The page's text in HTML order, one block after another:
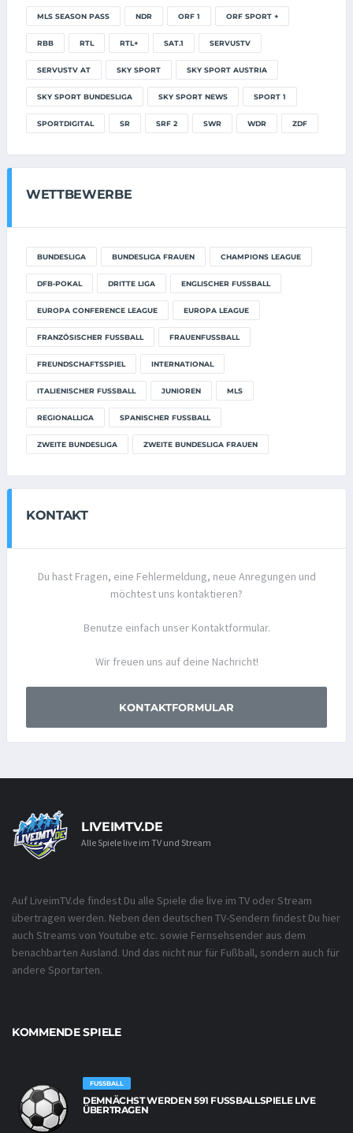
MLS SEASON PASS NDR ORF 1 ORF SPORT +
RBB RTL RTL+ SAT.1 SERVUSTV
SERVUSTV AT SKY SPORT SKY SPORT AUSTRIA
SKY SPORT BUNDESLIGA SKY SPORT NEWS SPORT 1
SPORTDIGITAL SR SRF 2 SWR WDR ZDF
WETTBEWERBE
BUNDESLIGA BUNDESLIGA FRAUEN CHAMPIONS LEAGUE
DFB-POKAL DRITTE LIGA ENGLISCHER FUSSBALL
EUROPA CONFERENCE LEAGUE EUROPA LEAGUE
FRANZÖSISCHER FUSSBALL FRAUENFUSSBALL
FREUNDSCHAFTSSPIEL INTERNATIONAL
ITALIENISCHER FUSSBALL JUNIOREN MLS
REGIONALLIGA SPANISCHER FUSSBALL
ZWEITE BUNDESLIGA ZWEITE BUNDESLIGA FRAUEN
KONTAKT
Du hast Fragen, eine Fehlermeldung, neue Anregungen und
möchtest uns kontaktieren?
Benutze einfach unser Kontaktformular.
Wir freuen uns auf deine Nachricht!
KONTAKTFORMULAR
LIVEIMTV.DE
Alle Spiele live im TV und Stream
Auf LiveimTV.de findest Du alle Spiele die live im TV oder Stream
übertragen werden. Neben den deutschen TV-Sendern findest Du hier
auch Streams von Youtube etc. sowie Fernsehsender aus dem
benachbarten Ausland. Und das nicht nur für Fußball, sondern auch für
andere Sportarten.
KOMMENDE SPIELE
FUSSBALL
DEMNÄCHST WERDEN 591 FUSSBALLSPIELE LIVE Ü
BERTRAGEN